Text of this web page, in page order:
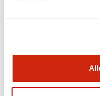
04/09/2025.PDF